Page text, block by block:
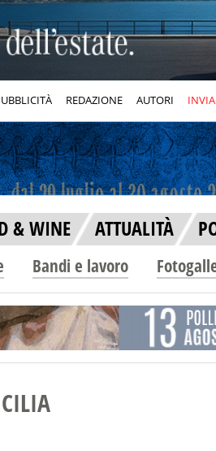
REDAZIONE AUTORI
& WINE ATTUALITÀ
Bandi e lavoro